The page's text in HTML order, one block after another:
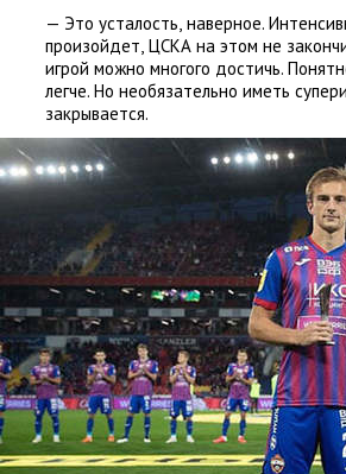
— Это усталость, наверное.
произойдет, ЦСКА на этом не
игрой можно многого достичь.
легче. Но необязательно иметь
закрывается.